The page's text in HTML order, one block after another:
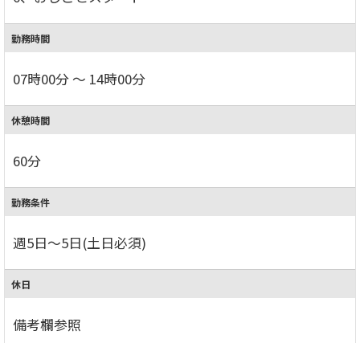
勤務時間
07時00分 ～ 14時00分
休憩時間
60分
勤務条件
週5日～5日(土日必須)
休日
備考欄参照